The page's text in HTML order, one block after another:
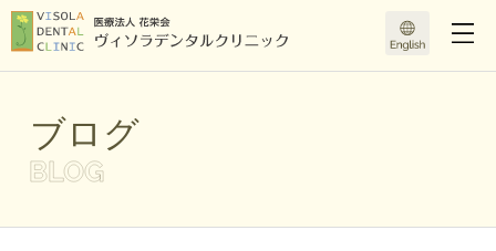
ブログ